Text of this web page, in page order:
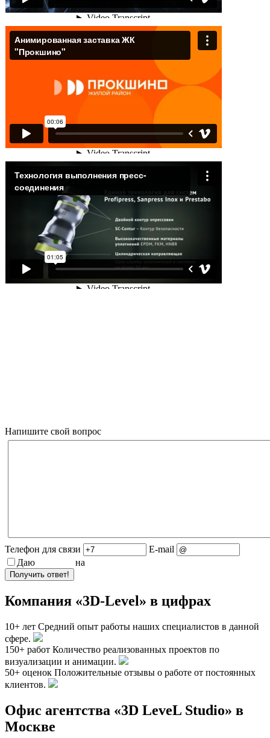
Напишите свой вопрос
Телефон для связи
E-mail
Даю
на
Компания «3D-Level» в цифрах
10+ лет Средний опыт работы наших специалистов в данной
сфере.
150+ работ Количество реализованных проектов по
визуализации и анимации.
50+ оценок Положительные отзывы о работе от постоянных
клиентов.
Офис агентства «3D LeveL Studio» в
Москве